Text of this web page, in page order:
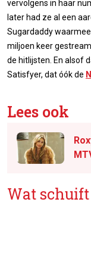
vervolgens in haar
later had ze al een
Sugardaddy
miljoen keer
de hitlijsten. En alsof
Satisfyer, dat óók de
Lees ook
Wat